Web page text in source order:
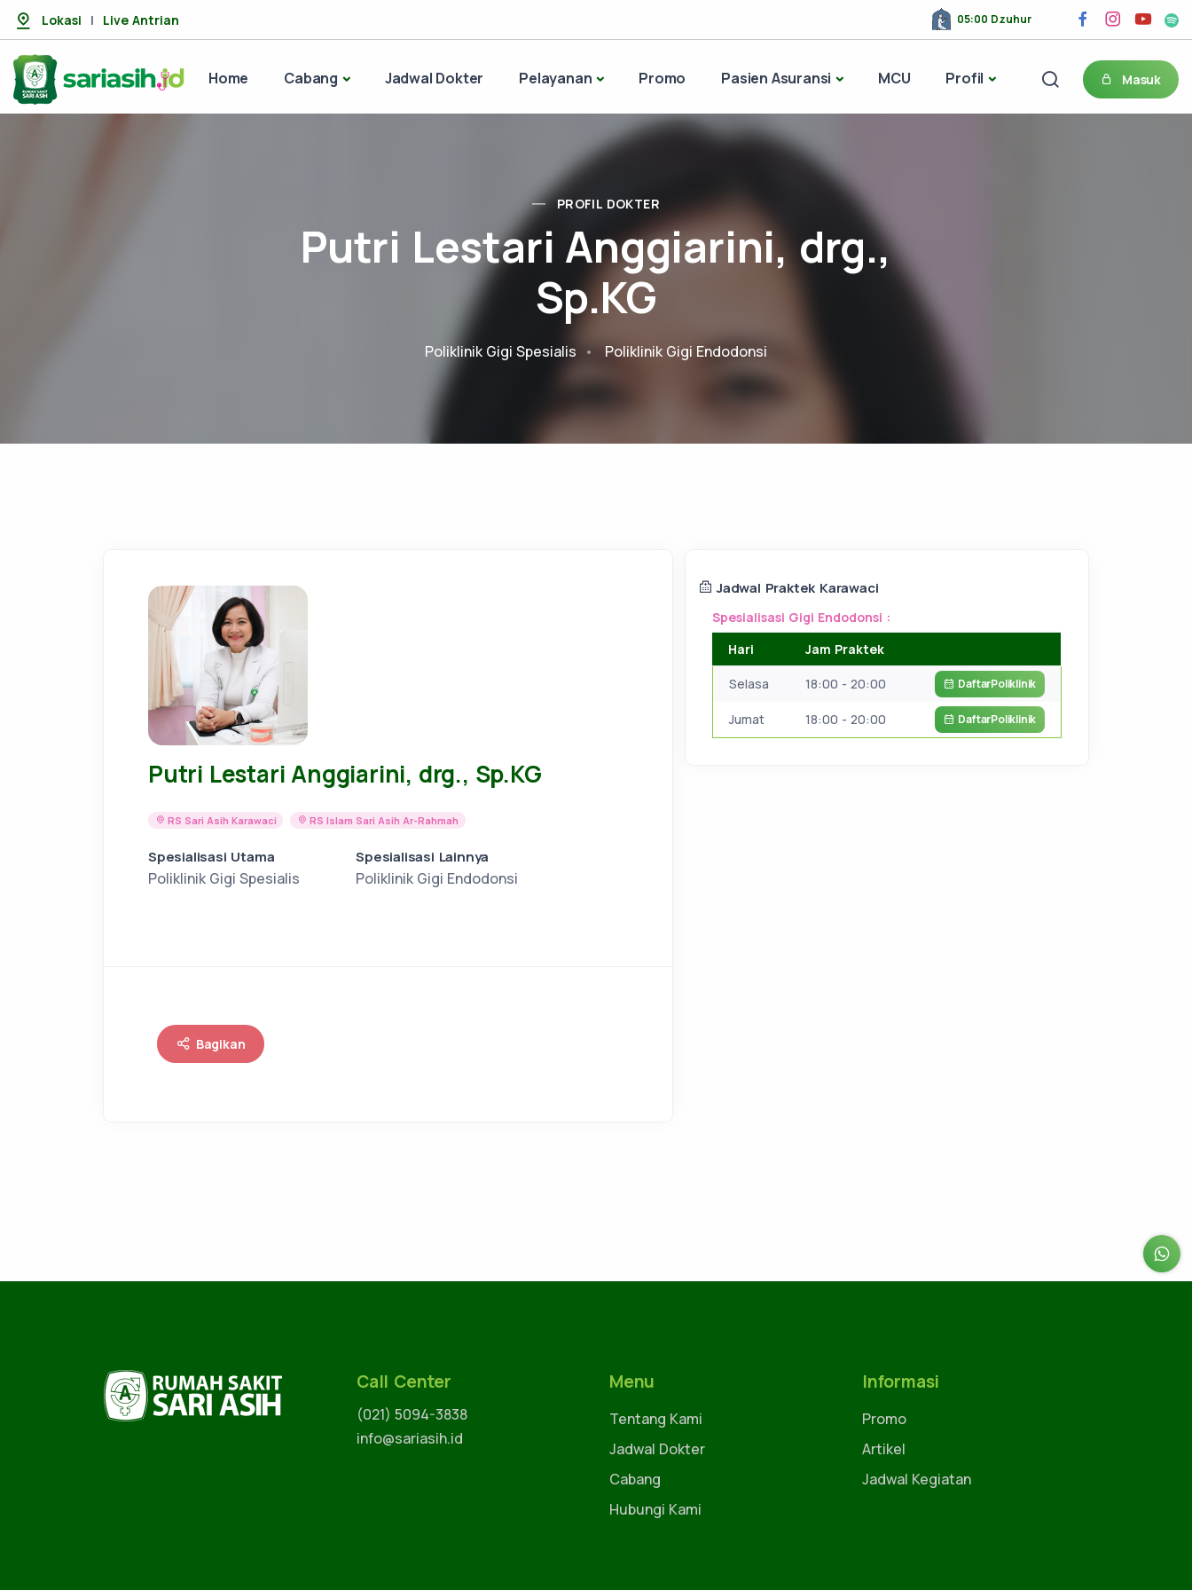
Lokasi | Live Antrian 05:00 Dzuhur
Home Cabang Jadwal Dokter Pelayanan Promo Pasien Asuransi MCU Profil Masuk
PROFIL DOKTER
Putri Lestari Anggiarini, drg.,
Sp.KG
Poliklinik Gigi Spesialis Poliklinik Gigi Endodonsi
Jadwal Praktek Karawaci
Spesialisasi Gigi Endodonsi :
Hari
Jam Praktek
Selasa 18:00 - 20:00 DaftarPoliklinik
Jumat 18:00 - 20:00 DaftarPoliklinik
Putri Lestari Anggiarini, drg., Sp.KG
RS Sari Asih Karawaci RS Islam Sari Asih Ar-Rahmah
Spesialisasi Utama
Poliklinik Gigi Spesialis
Spesialisasi Lainnya
Poliklinik Gigi Endodonsi
Bagikan
Call Center
(021) 5094-3838
info@sariasih.id
Menu
Tentang Kami
Jadwal Dokter
Cabang
Hubungi Kami
Informasi
Promo
Artikel
Jadwal Kegiatan